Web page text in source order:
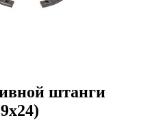
штанги